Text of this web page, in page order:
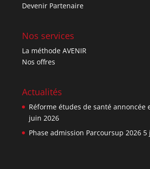
Devenir Partenaire
Nos services
La méthode AVENIR
Nos offres
Actualités
Réforme études de santé annoncée
juin 2026
Phase admission Parcoursup 2026 5